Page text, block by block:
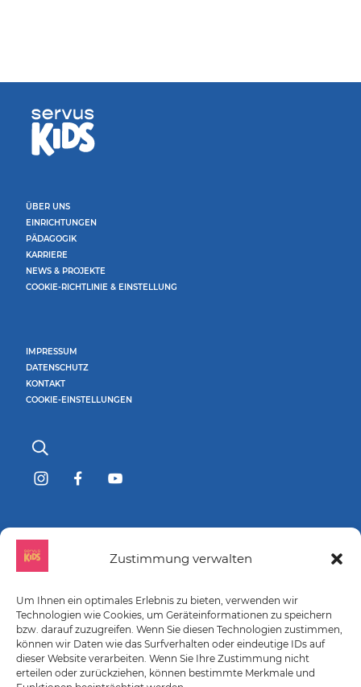
Zustimmung verwalten
Um Ihnen ein optimales Erlebnis zu bieten, verwenden wir
Technologien wie Cookies, um Geräteinformationen zu speichern
bzw. darauf zuzugreifen. Wenn Sie diesen Technologien zustimmen,
können wir Daten wie das Surfverhalten oder eindeutige IDs auf
dieser Website verarbeiten. Wenn Sie Ihre Zustimmung nicht
erteilen oder zurückziehen, können bestimmte Merkmale und
ÜBER UNS
EINRICHTUNGEN
PÄDAGOGIK
KARRIERE
NEWS & PROJEKTE
COOKIE-RICHTLINIE & EINSTELLUNG
IMPRESSUM
DATENSCHUTZ
KONTAKT
COOKIE-EINSTELLUNGEN
GEFÖRDERT DURCH: